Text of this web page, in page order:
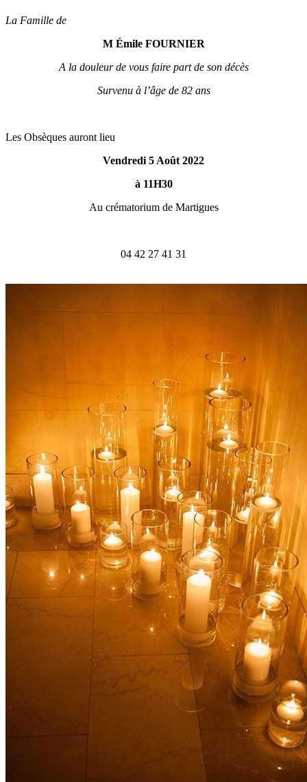
La Famille de
M Émile FOURNIER
A la douleur de vous faire part de son décès
Survenu à l’âge de 82 ans
Les Obsèques auront lieu
Vendredi 5 Août 2022
à 11H30
Au crématorium de Martigues
04 42 27 41 31